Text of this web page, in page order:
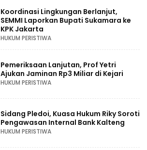
Koordinasi Lingkungan Berlanjut,
SEMMI Laporkan Bupati Sukamara ke
KPK Jakarta
HUKUM PERISTIWA
Pemeriksaan Lanjutan, Prof Yetri
Ajukan Jaminan Rp3 Miliar di Kejari
HUKUM PERISTIWA
Sidang Pledoi, Kuasa Hukum Riky Soroti
Pengawasan Internal Bank Kalteng
HUKUM PERISTIWA